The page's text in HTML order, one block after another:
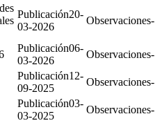
20-
03-2026
-
06-
03-2026
-
12-
09-2025
-
03-
03-2025
-